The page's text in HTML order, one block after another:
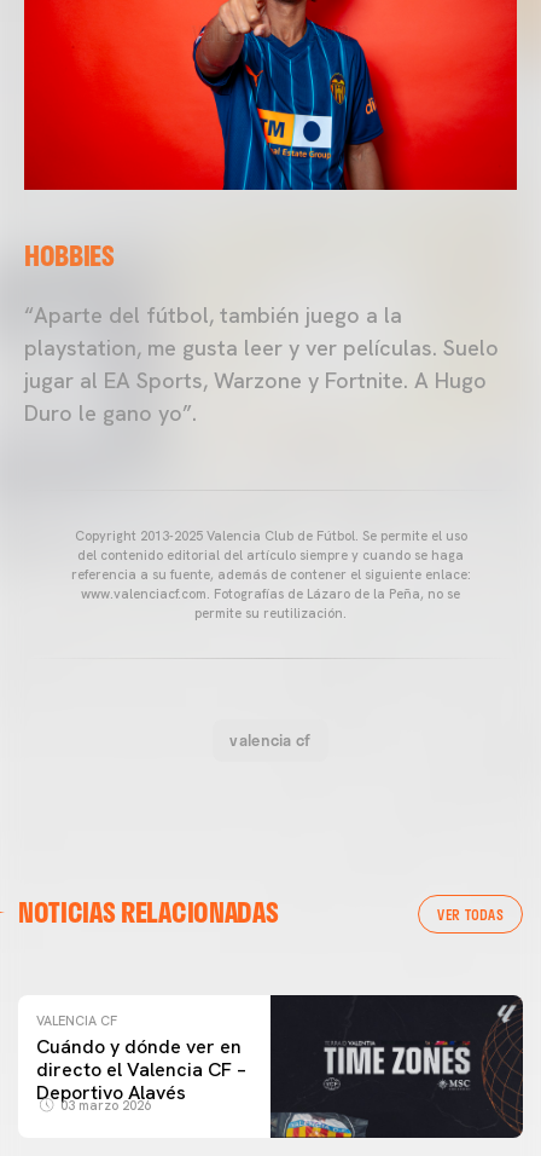
HOBBIES
“Aparte del fútbol, también juego a la
playstation, me gusta leer y ver películas. Suelo
jugar al EA Sports, Warzone y Fortnite. A Hugo
Duro le gano yo”.
Copyright 2013-2025 Valencia Club de Fútbol. Se permite el uso
del contenido editorial del artículo siempre y cuando se haga
referencia a su fuente, además de contener el siguiente enlace:
www.valenciacf.com. Fotografías de Lázaro de la Peña, no se
permite su reutilización.
valencia cf
NOTICIAS RELACIONADAS VER TODAS
ENTRENAMIENTO DEL VALENCIA CF 04/03/26
VALENCIA CF
Cuándo y dónde ver en
directo el Valencia CF –
Deportivo Alavés
03 marzo 2026